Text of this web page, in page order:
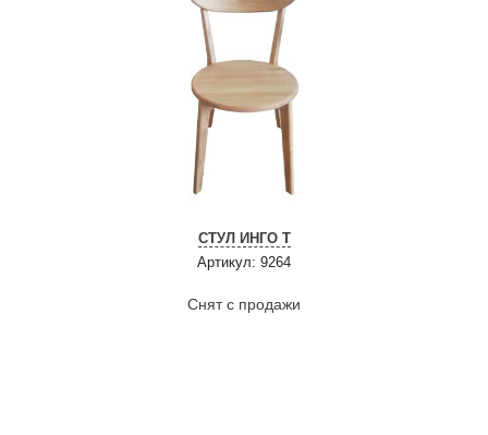
СТУЛ ИНГО Т
Артикул: 9264
Снят с продажи